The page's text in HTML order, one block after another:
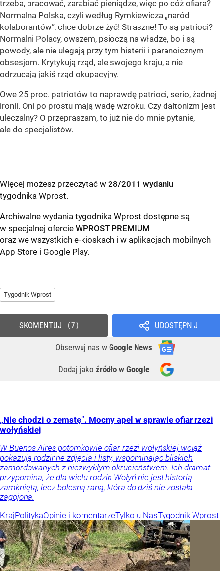
trzeba, pracować, zarabiać pieniądze, więc po cóż ofiara?
Normalna Polska, czyli według Rymkiewicza „naród
kolaborantów”, chce dobrze żyć! Straszne! To są patrioci?
Normalni Polacy, owszem, psioczą na władzę, bo i są
powody, ale nie ulegają przy tym histerii i paranoicznym
obsesjom. Krytykują rząd, ale swojego kraju, a nie
odrzucają jakiś rząd okupacyjny.
Owe 25 proc. patriotów to naprawdę patrioci, serio, żadnej
ironii. Oni po prostu mają wadę wzroku. Czy daltonizm jest
uleczalny? O przepraszam, to już nie do mnie pytanie,
ale do specjalistów.
Więcej możesz przeczytać w 28/2011 wydaniu
tygodnika Wprost.
Archiwalne wydania tygodnika Wprost dostępne są
w specjalnej ofercie WPROST PREMIUM
oraz we wszystkich e-kioskach i w aplikacjach mobilnych
App Store i Google Play.
Tygodnik Wprost
UDOSTĘPNIJ
Obserwuj nas w Google News
Dodaj jako źródło w Google
SKOMENTUJ 7
„Nie chodzi o zemstę”. Mocny apel w sprawie ofiar rzezi
wołyńskiej
W Buenos Aires potomkowie ofiar rzezi wołyńskiej wciąż
pokazują rodzinne zdjęcia i listy, wspominając bliskich
zamordowanych z niezwykłym okrucieństwem. Ich dramat
przypomina, że dla wielu rodzin Wołyń nie jest historią
zamkniętą, lecz bolesną raną, która do dziś nie została
zagojona.
KrajPolitykaOpinie i komentarzeTylko u NasTygodnik Wprost